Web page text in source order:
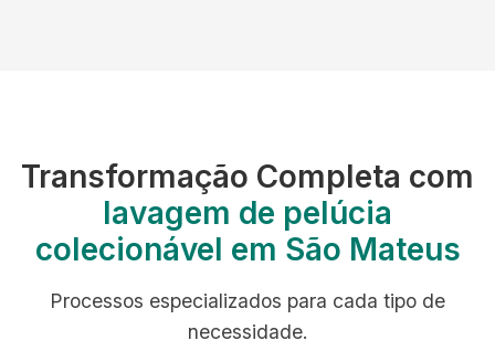
Transformação Completa com
lavagem de pelúcia
colecionável em São Mateus
Processos especializados para cada tipo de
necessidade.